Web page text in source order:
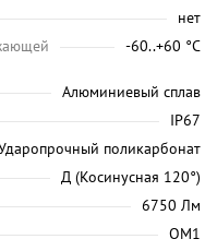
нет
-60..+60 °С
Алюминиевый сплав
IP67
поликарбонат
Д (Косинусная 120°)
6750 Лм
ОМ1